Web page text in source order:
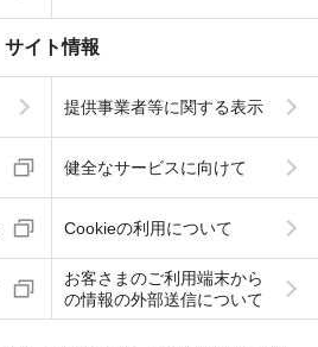
サイト情報
提供事業者等に関する表示
健全なサービスに向けて
Cookieの利用について
お客さまのご利用端末から
の情報の外部送信について